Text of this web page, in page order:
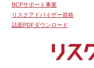
BCPサポート事業
リスクアドバイザー資格
誌面PDFダウンロード